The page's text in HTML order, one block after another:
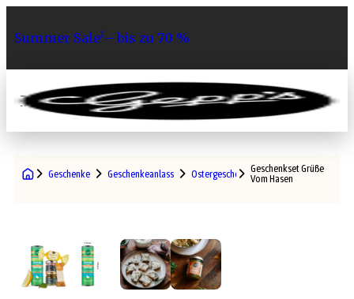
Summer Sale¹– bis zu 70 %
0
Geschenke Geschenkeanlass OstergeschenkeGeschenkset Grüße
Vom Hasen